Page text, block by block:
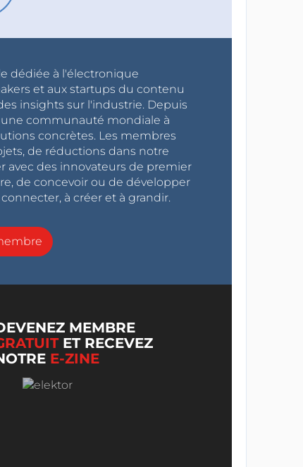
dédiée à l'électronique
et aux startups du contenu
insights sur l'industrie. Depuis
une communauté mondiale à
concrètes. Les membres
de réductions dans notre
des innovateurs de premier
de concevoir ou de développer
à créer et à grandir.
MEMBRE
ET RECEVEZ
E-ZINE